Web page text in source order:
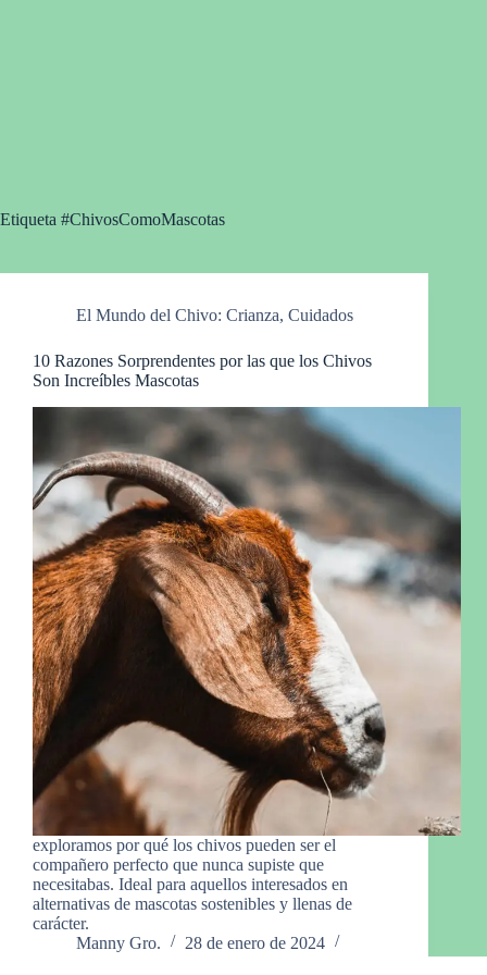
Etiqueta #ChivosComoMascotas
El Mundo del Chivo: Crianza, Cuidados
10 Razones Sorprendentes por las que los Chivos
Son Increíbles Mascotas
exploramos por qué los chivos pueden ser el
compañero perfecto que nunca supiste que
necesitabas. Ideal para aquellos interesados en
alternativas de mascotas sostenibles y llenas de
carácter.
Manny Gro.
28 de enero de 2024